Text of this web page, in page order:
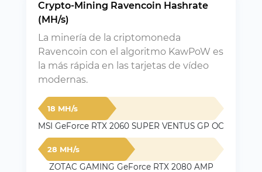
Crypto-Mining Ravencoin Hashrate
(MH/s)
La minería de la criptomoneda
Ravencoin con el algoritmo KawPoW es
la más rápida en las tarjetas de vídeo
modernas.
18 MH/s
MSI GeForce RTX 2060 SUPER VENTUS GP OC
28 MH/s
ZOTAC GAMING GeForce RTX 2080 AMP